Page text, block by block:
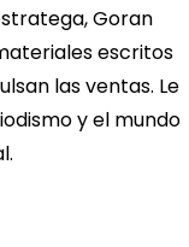
Goran
escritos
las ventas. Le
y el mundo